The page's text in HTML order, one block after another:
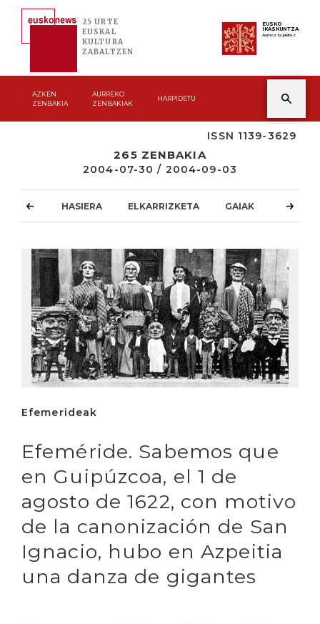
25 URTE
EUSKAL
KULTURA
ZABALTZEN
EUSKO
IKASKUNTZA
Asmoz ta jakitez
AZKEN
ZENBAKIA
AURREKO
ZENBAKIAK
HARPIDETU
ISSN 1139-3629
265 ZENBAKIA
2004-07-30 / 2004-09-03
HASIERA ELKARRIZKETA GAIAK
Efemerideak
Efeméride. Sabemos que
en Guipúzcoa, el 1 de
agosto de 1622, con motivo
de la canonización de San
Ignacio, hubo en Azpeitia
una danza de gigantes